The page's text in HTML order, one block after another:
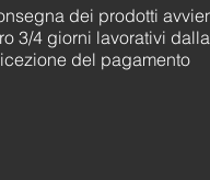
dei prodotti
3/4 giorni lavorativi dalla
del pagamento